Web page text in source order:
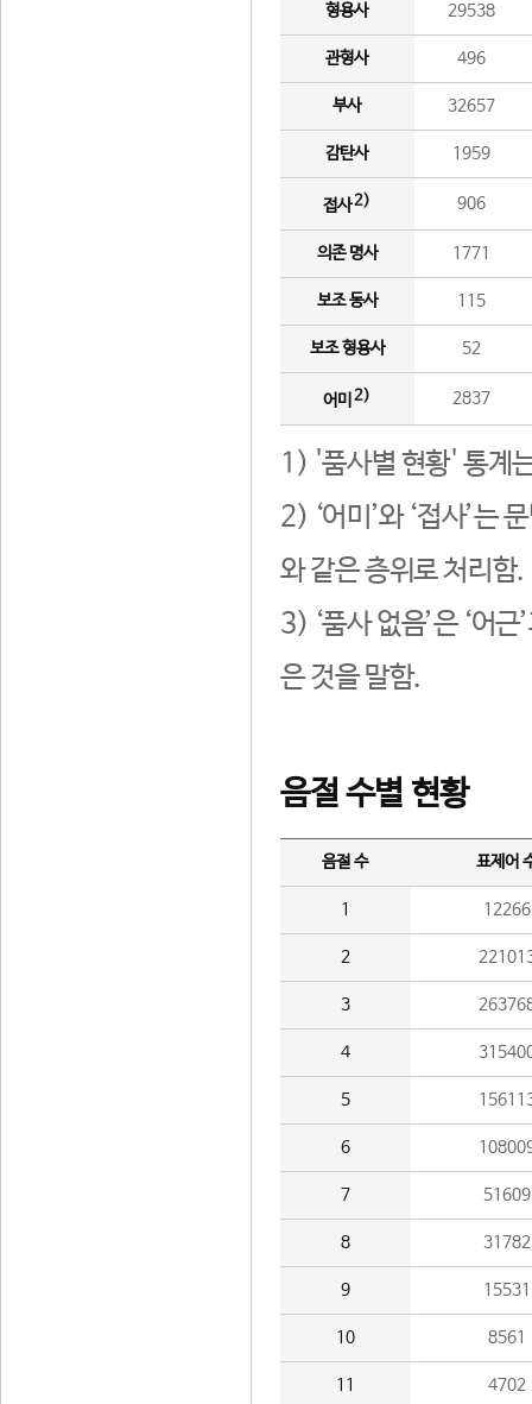
형용사 29538
관형사 496
부사 32657
감탄사 1959
접사2) 906
의존 명사 1771
보조 동사 115
보조 형용사 52
어미 2) 2837
1) '품사별 현황' 통계
2) ‘어미’와 ‘접사’는
와 같은 층위로 처리함.
3) ‘품사 없음’은 ‘어
은 것을 말함.
음절 수별 현황
음절 수 표제어
1 12266
2
3
4
5
6
7 51609
8 31782
9 15531
10 8561
11 4702